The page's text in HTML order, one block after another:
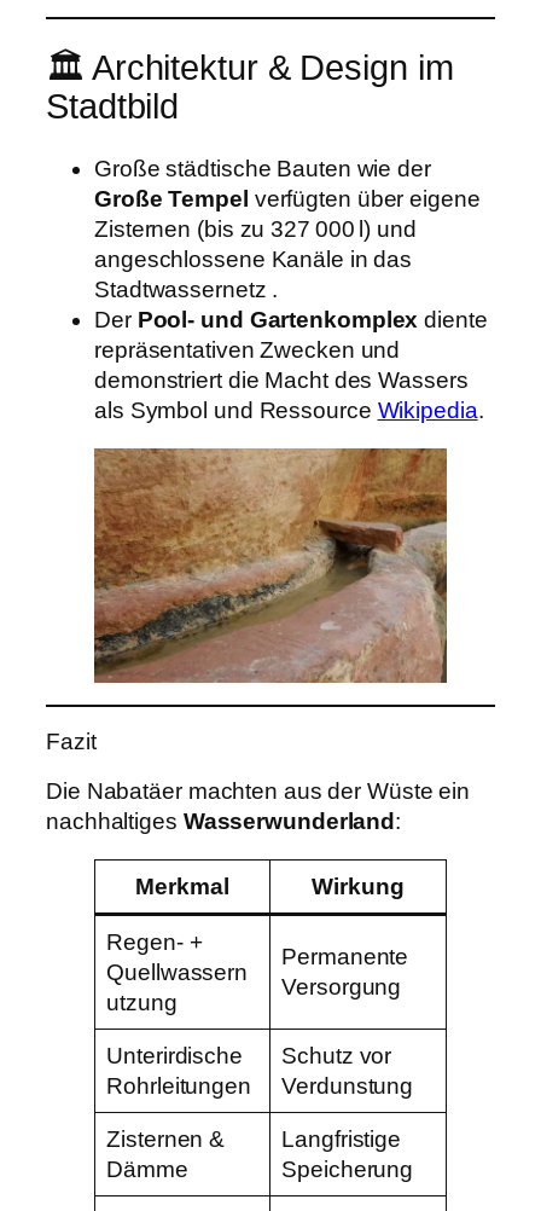
🏛️ Architektur & Design im
Stadtbild
Große städtische Bauten wie der
Große Tempel verfügten über eigene
Zisternen (bis zu 327 000 l) und
angeschlossene Kanäle in das
Stadtwassernetz .
Der Pool- und Gartenkomplex diente
repräsentativen Zwecken und
demonstriert die Macht des Wassers
als Symbol und Ressource Wikipedia.
Fazit
Die Nabatäer machten aus der Wüste ein
nachhaltiges Wasserwunderland :
Merkmal Wirkung
Regen- +
Quellwassern
utzung
Permanente
Versorgung
Unterirdische
Rohrleitungen
Schutz vor
Verdunstung
Zisternen &
Dämme
Langfristige
Speicherung